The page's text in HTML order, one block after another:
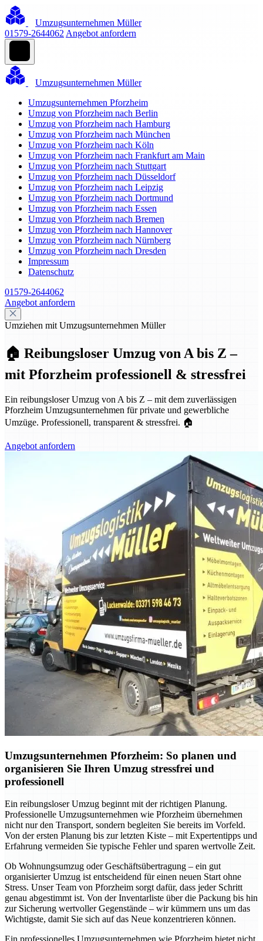
Umzugsunternehmen Müller
01579-2644062 Angebot anfordern
Umzugsunternehmen Müller
Umzugsunternehmen Pforzheim
Umzug von Pforzheim nach Berlin
Umzug von Pforzheim nach Hamburg
Umzug von Pforzheim nach München
Umzug von Pforzheim nach Köln
Umzug von Pforzheim nach Frankfurt am Main
Umzug von Pforzheim nach Stuttgart
Umzug von Pforzheim nach Düsseldorf
Umzug von Pforzheim nach Leipzig
Umzug von Pforzheim nach Dortmund
Umzug von Pforzheim nach Essen
Umzug von Pforzheim nach Bremen
Umzug von Pforzheim nach Hannover
Umzug von Pforzheim nach Nürnberg
Umzug von Pforzheim nach Dresden
Impressum
Datenschutz
01579-2644062
Angebot anfordern
Umziehen mit Umzugsunternehmen Müller
🏠 Reibungsloser Umzug von A bis Z –
mit Pforzheim professionell & stressfrei
Ein reibungsloser Umzug von A bis Z – mit dem zuverlässigen
Pforzheim Umzugsunternehmen für private und gewerbliche
Umzüge. Professionell, transparent & stressfrei. 🏠
Angebot anfordern
Umzugsunternehmen Pforzheim: So planen und
organisieren Sie Ihren Umzug stressfrei und
professionell
Ein reibungsloser Umzug beginnt mit der richtigen Planung.
Professionelle Umzugsunternehmen wie Pforzheim übernehmen
nicht nur den Transport, sondern begleiten Sie bereits im Vorfeld.
Von der ersten Planung bis zur letzten Kiste – mit Expertentipps und
Erfahrung vermeiden Sie typische Fehler und sparen wertvolle Zeit.
Ob Wohnungsumzug oder Geschäftsübertragung – ein gut
organisierter Umzug ist entscheidend für einen neuen Start ohne
Stress. Unser Team von Pforzheim sorgt dafür, dass jeder Schritt
genau abgestimmt ist. Von der Inventarliste über die Packung bis hin
zur Sicherung wertvoller Gegenstände – wir kümmern uns um das
Wichtigste, damit Sie sich auf das Neue konzentrieren können.